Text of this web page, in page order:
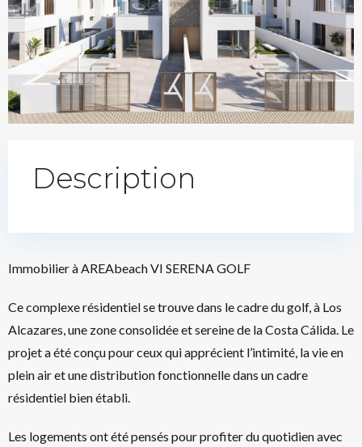
Description
Immobilier à AREAbeach VI SERENA GOLF
Ce complexe résidentiel se trouve dans le cadre du golf, à Los
Alcazares, une zone consolidée et sereine de la Costa Cálida. Le
projet a été conçu pour ceux qui apprécient l’intimité, la vie en
plein air et une distribution fonctionnelle dans un cadre
résidentiel bien établi.
Les logements ont été pensés pour profiter du quotidien avec